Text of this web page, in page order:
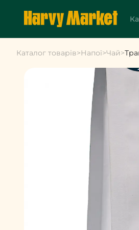
Каталог товарів>Напої>Чай>